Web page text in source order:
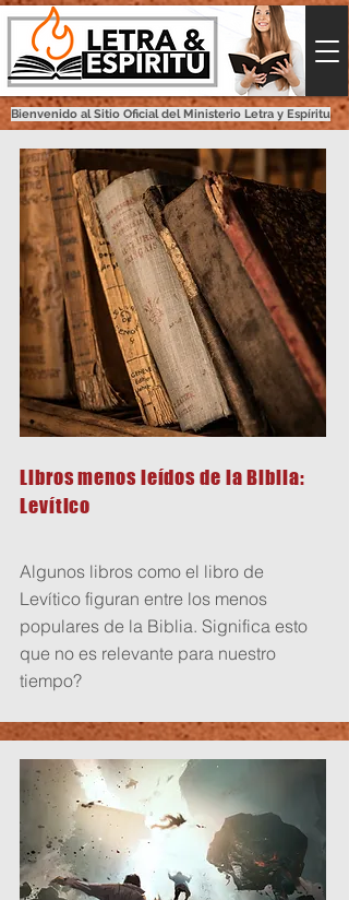
Bienvenido al Sitio Oficial del Ministerio Letra y Espíritu
Libros menos leídos de la Biblia:
Levítico
Algunos libros como el libro de
Levítico figuran entre los menos
populares de la Biblia. Significa esto
que no es relevante para nuestro
tiempo?
Comienza aquí